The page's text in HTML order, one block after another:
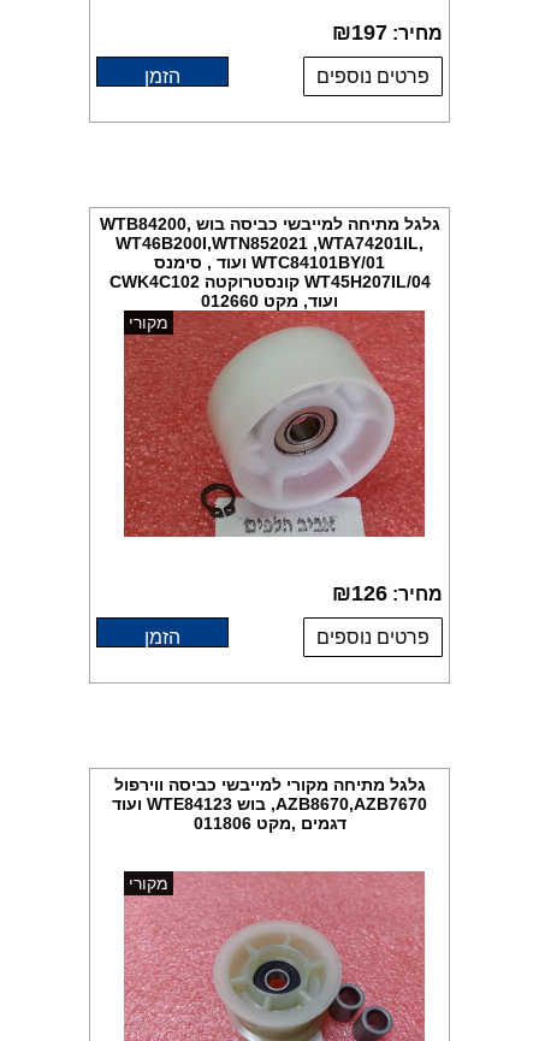
מחיר: ₪197
פרטים נוספים הזמן
גלגל מתיחה למייבשי כביסה בוש WTB84200,
WT46B200I,WTN852021 ,WTA74201IL,
WTC84101BY/01 ועוד , סימנס
WT45H207IL/04 קונסטרוקטה CWK4C102
ועוד, מקט 012660
מקורי
מחיר: ₪126
פרטים נוספים הזמן
גלגל מתיחה מקורי למייבשי כביסה ווירפול
AZB8670,AZB7670, בוש WTE84123 ועוד
דגמים ,מקט 011806
מקורי